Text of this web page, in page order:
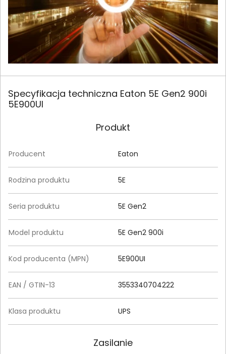
Specyfikacja techniczna Eaton 5E Gen2 900i
5E900UI
Produkt
Producent Eaton
Rodzina produktu 5E
Seria produktu 5E Gen2
Model produktu 5E Gen2 900i
Kod producenta (MPN) 5E900UI
EAN / GTIN-13 3553340704222
Klasa produktu UPS
Zasilanie